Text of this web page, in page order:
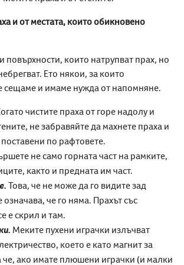
и от местата, които обикновено
повърхности, които натрупват прах, но
Ето някои, за които
сещаме и имаме нужда от напомняне.
чистите праха от горе надолу и
не забравяйте да махнете праха и
по рафтовете.
не само горната част на рамките,
както и предната им част.
Това, че не може да го видите зад
означава, че го няма. Прахът със
е скрил и там.
Меките пухени играчки излъчват
което е като магнит за
че, ако имате плюшени играчки (и малки